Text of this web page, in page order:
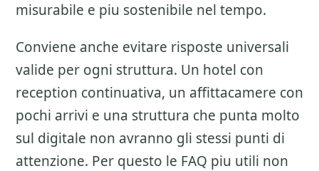
misurabile e piu sostenibile nel tempo.
Conviene anche evitare risposte universali
valide per ogni struttura. Un hotel con
reception continuativa, un affittacamere con
pochi arrivi e una struttura che punta molto
sul digitale non avranno gli stessi punti di
attenzione. Per questo le FAQ piu utili non